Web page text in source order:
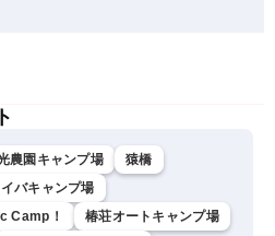
農園キャンプ場
猿橋
バキャンプ場
Camp！
椿荘オートキャンプ場